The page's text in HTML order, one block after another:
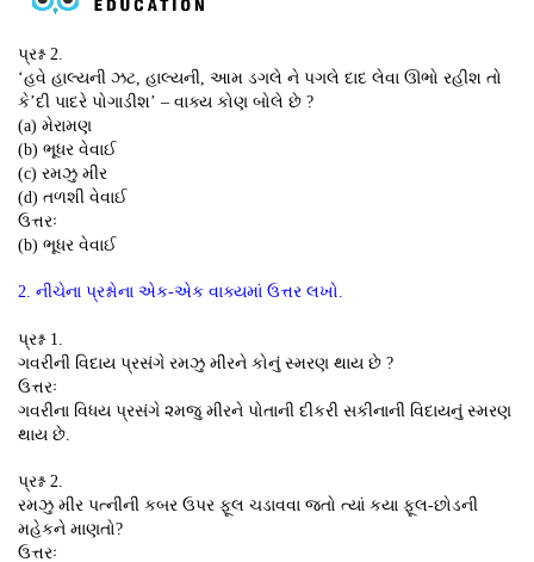
પ્રશ્ન 2.
‘હવે હાલ્યની ઝટ, હાલ્યની, આમ ડગલે ને પગલે દાદ લેવા ઊભો રહીશ તો
કે’દી પાદરે પોગાડીશ’ – વાક્ય કોણ બોલે છે ?
(a) મેરામણ
(b) ભૂધર વેવાઈ
(c) રમઝુ મીર
(d) તળશી વેવાઈ
ઉત્તરઃ
(b) ભૂધર વેવાઈ
2. નીચેના પ્રશ્નોના એક-એક વાક્યમાં ઉત્તર લખો.
પ્રશ્ન 1.
ગવરીની વિદાય પ્રસંગે રમઝુ મીરને કોનું સ્મરણ થાય છે ?
ઉત્તરઃ
ગવરીના વિધય પ્રસંગે ૨મજુ મીરને પોતાની દીકરી સકીનાની વિદાયનું સ્મરણ
થાય છે.
પ્રશ્ન 2.
રમઝુ મીર પત્નીની કબર ઉપર ફૂલ ચડાવવા જતો ત્યાં કયા ફૂલ-છોડની
મહેકને માણતો?
ઉત્તરઃ